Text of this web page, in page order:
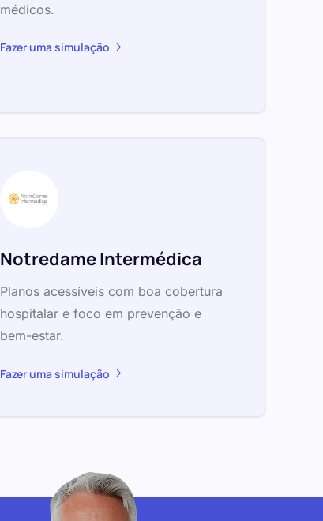
médicos.
Fazer uma simulação
Notredame Intermédica
Planos acessíveis com boa cobertura
hospitalar e foco em prevenção e
bem-estar.
Fazer uma simulação